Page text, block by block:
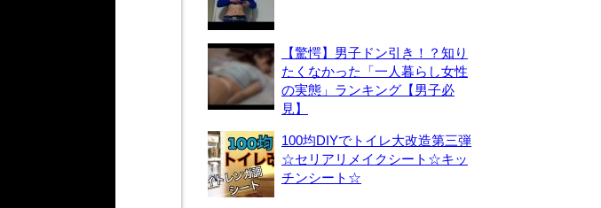
【驚愕】男子ドン引き！？知り
たくなかった「一人暮らし女性
の実態」ランキング【男子必
見】
100均DIYでトイレ大改造第三弾
☆セリアリメイクシート☆キッ
チンシート☆